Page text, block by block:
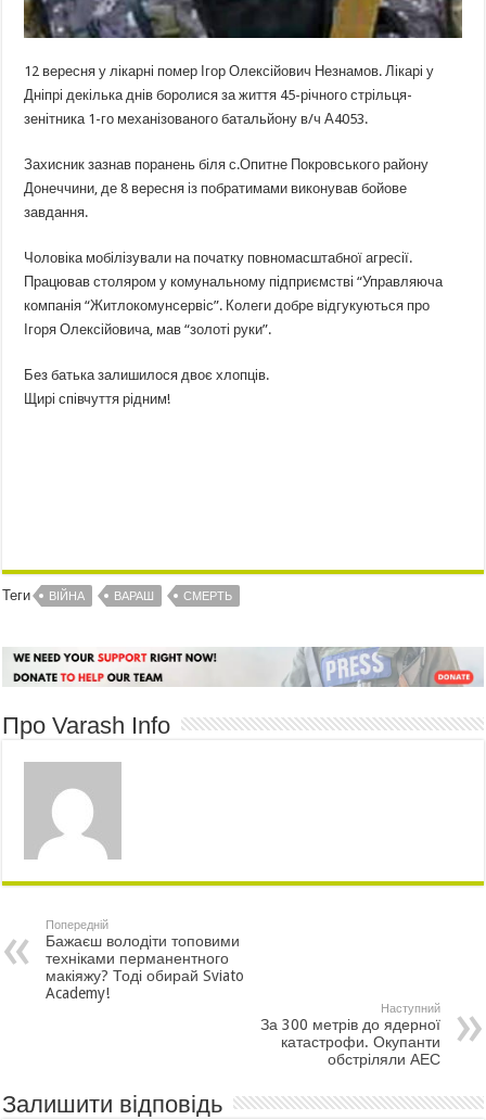
12 вересня у лікарні помер Ігор Олексійович Незнамов. Лікарі у
Дніпрі декілька днів боролися за життя 45-річного стрільця-
зенітника 1-го механізованого батальйону в/ч А4053.
Захисник зазнав поранень біля с.Опитне Покровського району
Донеччини, де 8 вересня із побратимами виконував бойове
завдання.
Чоловіка мобілізували на початку повномасштабної агресії.
Працював столяром у комунальному підприємстві “Управляюча
компанія “Житлокомунсервіс”. Колеги добре відгукуються про
Ігоря Олексійовича, мав “золоті руки”.
Без батька залишилося двоє хлопців.
Щирі співчуття рідним!
Теги ВІЙНА ВАРАШ СМЕРТЬ
Про Varash Info
Попередній
Бажаєш володіти топовими
техніками перманентного
макіяжу? Тоді обирай Sviato
Academy!
Наступний
За 300 метрів до ядерної
катастрофи. Окупанти
обстріляли АЕС
Залишити відповідь